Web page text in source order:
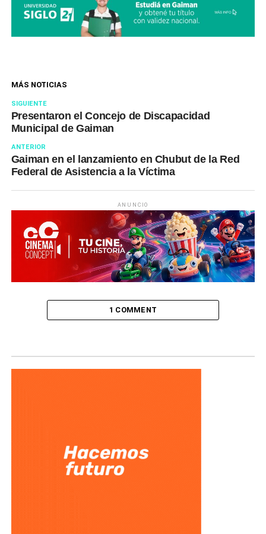
MÁS NOTICIAS
SIGUIENTE
Presentaron el Concejo de Discapacidad
Municipal de Gaiman
ANTERIOR
Gaiman en el lanzamiento en Chubut de la Red
Federal de Asistencia a la Víctima
ANUNCIO
1 COMMENT